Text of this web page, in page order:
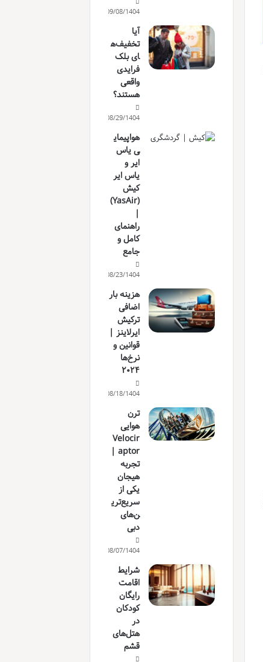
09/08/1404
آیا
تخفیف‌ه
ای بلک
فرایدی
واقعی
هستند؟
08/29/1404
هواپیمای
ی یاس
ایر و
یاس ایر
کیش
(YasAir)
|
راهنمای
کامل و
جامع
08/23/1404
هزینه بار
اضافی
ترکیش
ایرلاینز |
قوانین و
نرخ‌ها
۲۰۲۴
08/18/1404
ترن
هوایی
Velocir
aptor |
تجربه
هیجان
یکی از
سریع‌تری
ن‌های
دبی
08/07/1404
شرایط
اقامت
رایگان
کودکان
در
هتل‌های
قشم